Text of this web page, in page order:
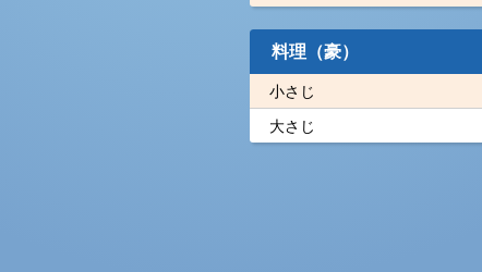
料理（豪）
小さじ
大さじ